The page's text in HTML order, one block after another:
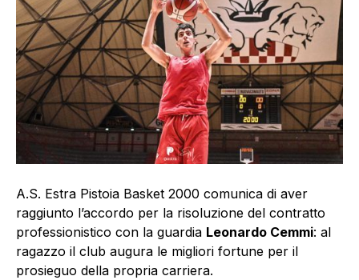
A.S. Estra Pistoia Basket 2000 comunica di aver
raggiunto l’accordo per la risoluzione del contratto
professionistico con la guardia Leonardo Cemmi: al
ragazzo il club augura le migliori fortune per il
prosieguo della propria carriera.